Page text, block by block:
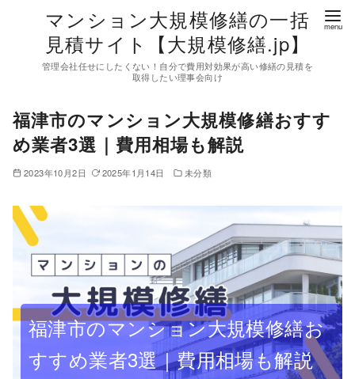
マンション大規模修繕の一括
見積サイト【大規模修繕.jp】
管理会社任せにしたくない！自分で費用対効果が高い修繕の見積を
取得したい理事会向け
福津市のマンション大規模修繕おすす
め業者3選｜費用相場も解説
2023年10月2日 2025年1月14日 未分類
福津市のマンション大規模修繕お
すすめ業者3選｜費用相場も解説